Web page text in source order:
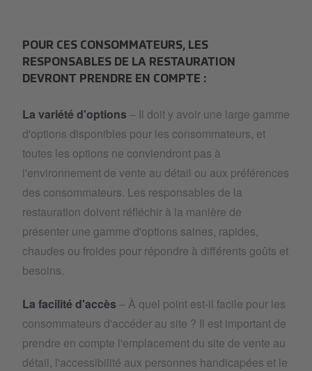
POUR CES CONSOMMATEURS, LES
RESPONSABLES DE LA RESTAURATION
DEVRONT PRENDRE EN COMPTE :
La variété d'options – Il doit y avoir une large gamme
d'options disponibles pour les consommateurs, et
toutes les options ne conviendront pas à
l'environnement de vente au détail ou aux préférences
des consommateurs. Les responsables de la
restauration doivent réfléchir à la manière de
présenter une gamme d'options saines, rapides,
chaudes ou froides pour répondre à différents goûts et
besoins.
La facilité d'accès – À quel point est-il facile pour les
consommateurs d'accéder au site ? Il est important de
prendre en compte l'emplacement du site de vente au
détail, l'accessibilité aux personnes handicapées et le